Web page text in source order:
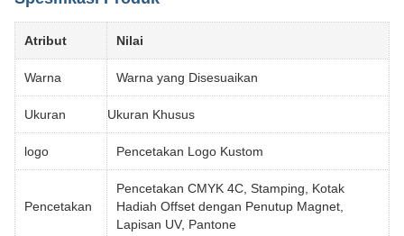
Atribut Nilai
Warna Warna yang Disesuaikan
Ukuran Ukuran Khusus
logo Pencetakan Logo Kustom
Pencetakan
Pencetakan CMYK 4C, Stamping, Kotak
Hadiah Offset dengan Penutup Magnet,
Lapisan UV, Pantone